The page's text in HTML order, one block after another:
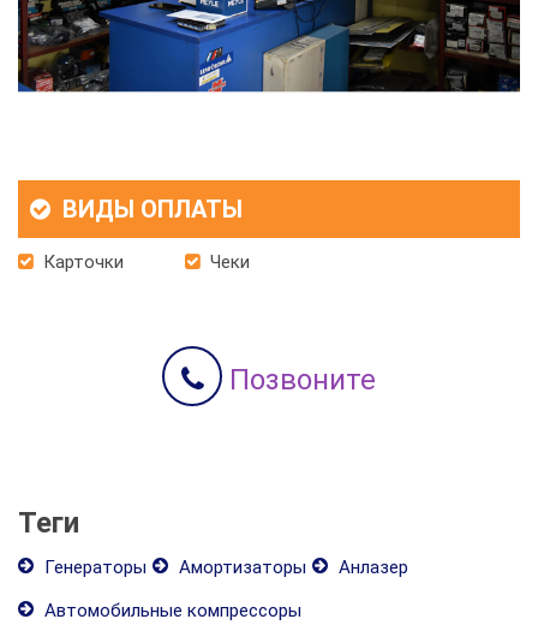
ВИДЫ ОПЛАТЫ
Карточки Чеки
Позвоните
Теги
Генераторы Амортизаторы
Анлазер
Автомобильные компрессоры